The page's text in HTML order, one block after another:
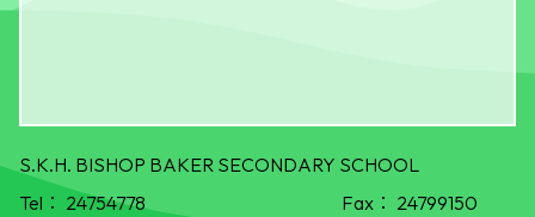
S.K.H. BISHOP BAKER SECONDARY SCHOOL
Tel： 24754778 Fax： 24799150